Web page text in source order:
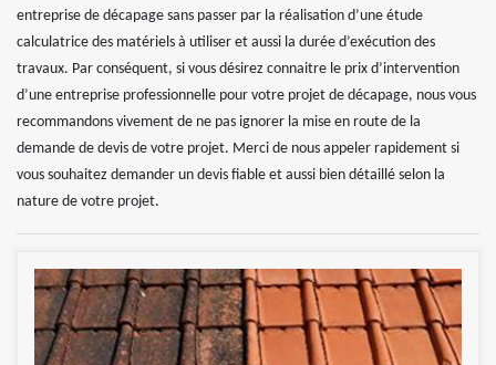
entreprise de décapage sans passer par la réalisation d’une étude
calculatrice des matériels à utiliser et aussi la durée d’exécution des
travaux. Par conséquent, si vous désirez connaitre le prix d’intervention
d’une entreprise professionnelle pour votre projet de décapage, nous vous
recommandons vivement de ne pas ignorer la mise en route de la
demande de devis de votre projet. Merci de nous appeler rapidement si
vous souhaitez demander un devis fiable et aussi bien détaillé selon la
nature de votre projet.